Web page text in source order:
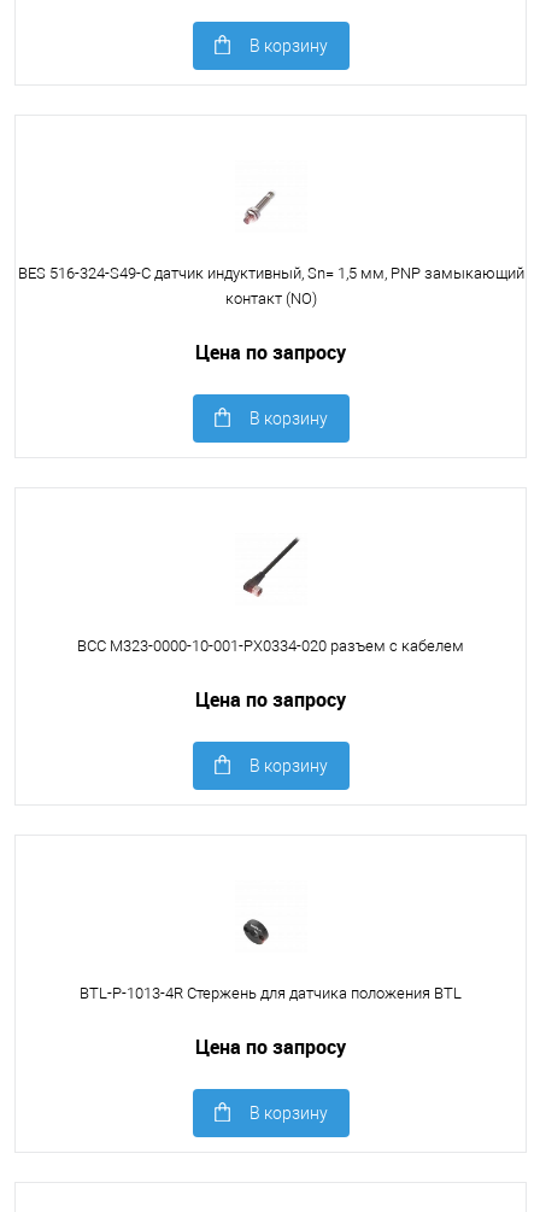
В корзину
BES 516-324-S49-C датчик индуктивный, Sn= 1,5 мм, PNP замыкающий
контакт (NO)
Цена по запросу
В корзину
BCC M323-0000-10-001-PX0334-020 разъем с кабелем
Цена по запросу
В корзину
BTL-P-1013-4R Стержень для датчика положения BTL
Цена по запросу
В корзину